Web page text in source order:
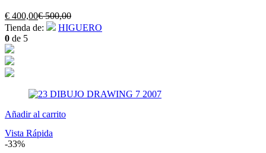
€ 400,00El
precio
€500,00El
precio
Tienda de:
HIGUERO
0 de 5
Añadir al carrito
Vista Rápida
-33%